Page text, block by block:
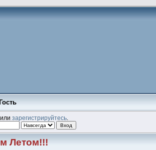
Гость
илизарегистрируйтесь
Летом!!!